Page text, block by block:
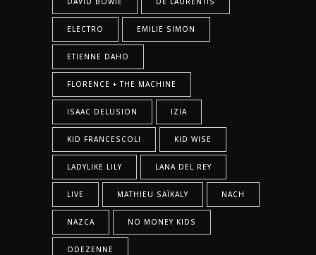
ELECTRO EMILIE SIMON
ETIENNE DAHO
FLORENCE + THE MACHINE
ISAAC DELUSION IZIA
KID FRANCESCOLI KID WISE
LADYLIKE LILY LANA DEL REY
LIVE MATHIEU SAÏKALY NACH
NAZCA NO MONEY KIDS
ODEZENNE